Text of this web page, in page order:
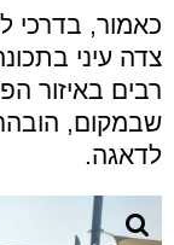
כאמור, בדרכי
צדה עיני
רבים באיזור
שבמקום, הובהר
לדאגה.